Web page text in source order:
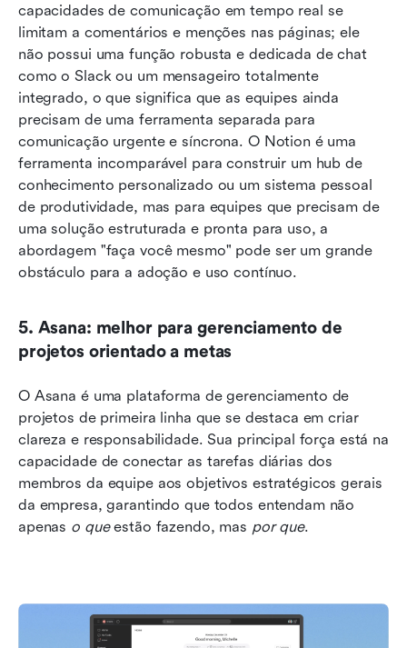
capacidades de comunicação em tempo real se
limitam a comentários e menções nas páginas; ele
não possui uma função robusta e dedicada de chat
como o Slack ou um mensageiro totalmente
integrado, o que significa que as equipes ainda
precisam de uma ferramenta separada para
comunicação urgente e síncrona. O Notion é uma
ferramenta incomparável para construir um hub de
conhecimento personalizado ou um sistema pessoal
de produtividade, mas para equipes que precisam de
uma solução estruturada e pronta para uso, a
abordagem "faça você mesmo" pode ser um grande
obstáculo para a adoção e uso contínuo.
5. Asana: melhor para gerenciamento de
projetos orientado a metas
O Asana é uma plataforma de gerenciamento de
projetos de primeira linha que se destaca em criar
clareza e responsabilidade. Sua principal força está na
capacidade de conectar as tarefas diárias dos
membros da equipe aos objetivos estratégicos gerais
da empresa, garantindo que todos entendam não
apenas o que estão fazendo, mas por que.